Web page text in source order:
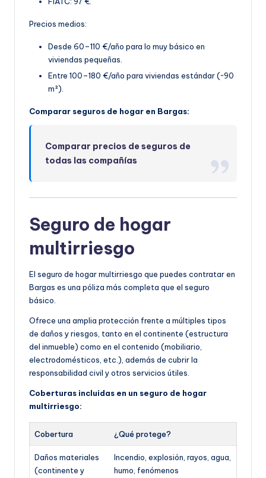
Precios medios:
Desde 60–110 €/año para lo muy básico en
viviendas pequeñas.
Entre 100–180 €/año para viviendas estándar (~90
m²).
Comparar seguros de hogar en Bargas:
Comparar precios de seguros de
todas las compañías
Seguro de hogar
multirriesgo
El seguro de hogar multirriesgo que puedes contratar en
Bargas es una póliza más completa que el seguro
básico.
Ofrece una amplia protección frente a múltiples tipos
de daños y riesgos, tanto en el continente (estructura
del inmueble) como en el contenido (mobiliario,
electrodomésticos, etc.), además de cubrir la
responsabilidad civil y otros servicios útiles.
Coberturas incluidas en un seguro de hogar
multirriesgo:
Cobertura ¿Qué protege?
Daños materiales
(continente y
Incendio, explosión, rayos, agua,
humo, fenómenos